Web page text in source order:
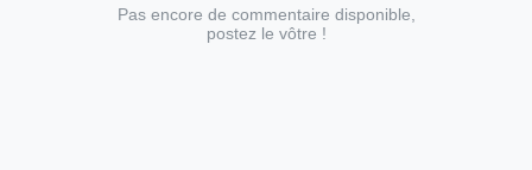
Pas encore de commentaire disponible,
postez le vôtre !